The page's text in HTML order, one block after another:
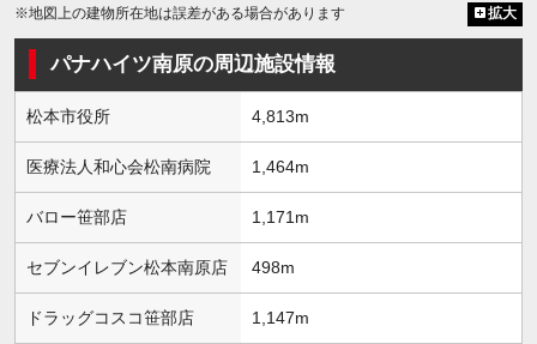
※地図上の建物所在地は誤差がある場合があります 拡大
パナハイツ南原の周辺施設情報
松本市役所 4,813m
医療法人和心会松南病院 1,464m
バロー笹部店 1,171m
セブンイレブン松本南原店 498m
ドラッグコスコ笹部店 1,147m